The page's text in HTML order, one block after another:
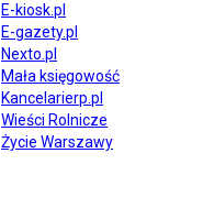
E-kiosk.pl
E-gazety.pl
Nexto.pl
Mała księgowość
Kancelarierp.pl
Wieści Rolnicze
Życie Warszawy